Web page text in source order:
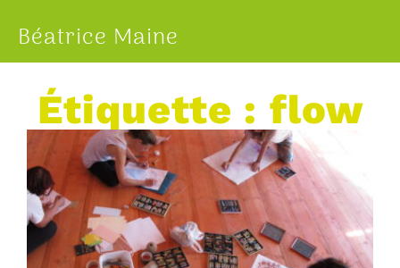
Béatrice Maine
Étiquette : flow